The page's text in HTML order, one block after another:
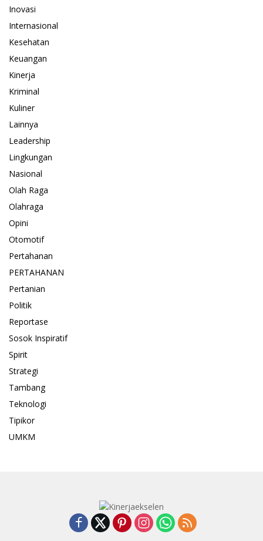
Inovasi
Internasional
Kesehatan
Keuangan
Kinerja
Kriminal
Kuliner
Lainnya
Leadership
Lingkungan
Nasional
Olah Raga
Olahraga
Opini
Otomotif
Pertahanan
PERTAHANAN
Pertanian
Politik
Reportase
Sosok Inspiratif
Spirit
Strategi
Tambang
Teknologi
Tipikor
UMKM